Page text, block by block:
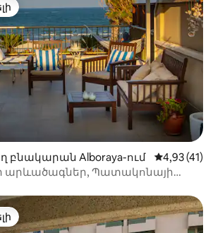
բնակարան Alboraya-ում Միջին
4,93 (41)
արևածագներ, Պատակոնայի